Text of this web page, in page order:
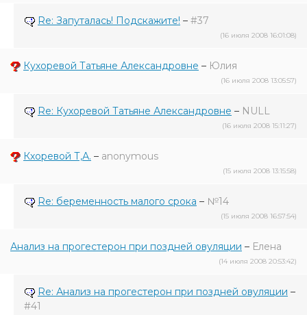
Re: Запуталась! Подскажите! – #37
(16 июля 2008 16:01:08)
Кухоревой Татьяне Александровне – Юлия
(16 июля 2008 13:05:57)
Re: Кухоревой Татьяне Александровне – NULL
(16 июля 2008 15:11:27)
Кхоревой Т,А. – anonymous
(15 июля 2008 13:15:58)
Re: беременность малого срока – №14
(15 июля 2008 16:57:54)
Анализ на прогестерон при поздней овуляции – Елена
(14 июля 2008 20:53:42)
Re: Анализ на прогестерон при поздней овуляции –
#41